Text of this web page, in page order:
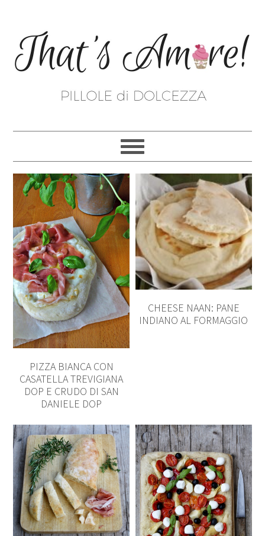
PIZZA BIANCA CON
CASATELLA TREVIGIANA
DOP E CRUDO DI SAN
DANIELE DOP
CHEESE NAAN: PANE
INDIANO AL FORMAGGIO